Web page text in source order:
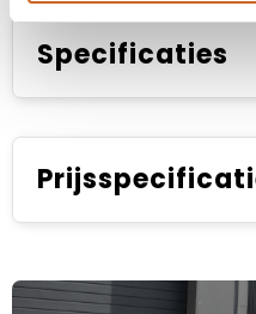
Specificaties